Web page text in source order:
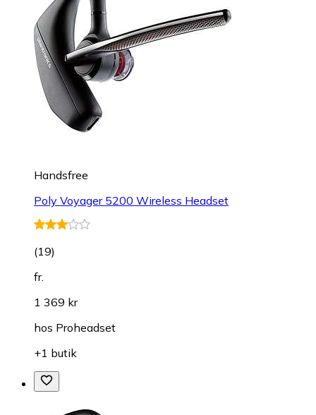
Handsfree
Poly Voyager 5200 Wireless Headset
(19)
fr.
1 369 kr
hos Proheadset
+1 butik